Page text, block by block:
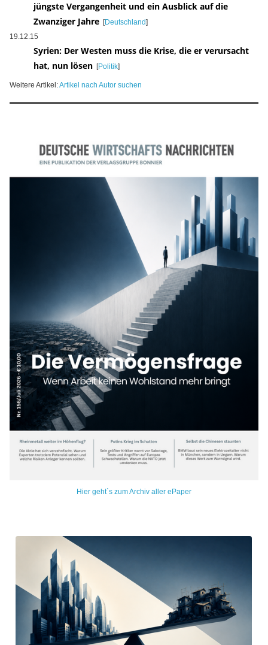
jüngste Vergangenheit und ein Ausblick auf die
Zwanziger Jahre [Deutschland]
19.12.15
Syrien: Der Westen muss die Krise, die er verursacht
hat, nun lösen[Politik]
Weitere Artikel:Artikel nach Autor suchen
Hier geht´s zum Archiv aller ePaper